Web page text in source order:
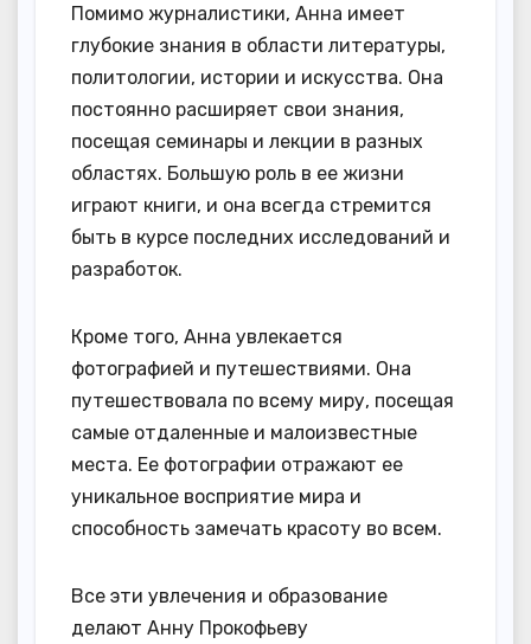
Помимо журналистики, Анна имеет
глубокие знания в области литературы,
политологии, истории и искусства. Она
постоянно расширяет свои знания,
посещая семинары и лекции в разных
областях. Большую роль в ее жизни
играют книги, и она всегда стремится
быть в курсе последних исследований и
разработок.
Кроме того, Анна увлекается
фотографией и путешествиями. Она
путешествовала по всему миру, посещая
самые отдаленные и малоизвестные
места. Ее фотографии отражают ее
уникальное восприятие мира и
способность замечать красоту во всем.
Все эти увлечения и образование
делают Анну Прокофьеву